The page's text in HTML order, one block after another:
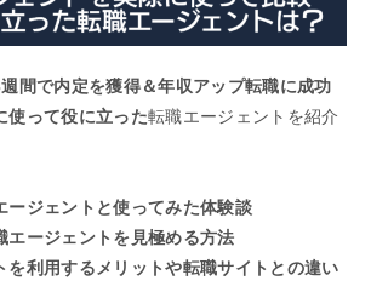
間で内定を獲得＆年収アップ転職に成功
使って役に立った転職エージェントを紹介
ージェントと使ってみた体験談
エージェントを見極める方法
を利用するメリットや転職サイトとの違い